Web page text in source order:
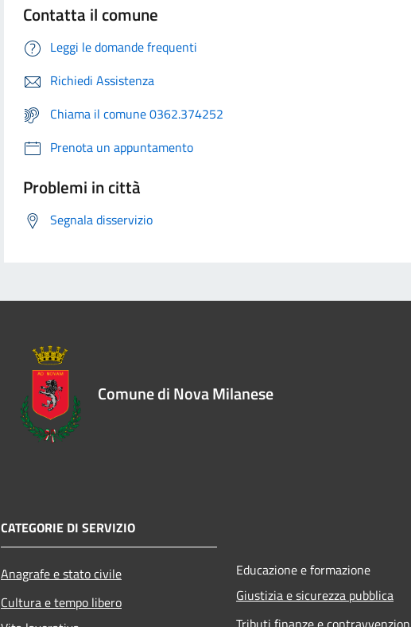
Contatta il comune
Leggi le domande frequenti
Richiedi Assistenza
Chiama il comune 0362.374252
Prenota un appuntamento
Problemi in città
Segnala disservizio
Comune di Nova Milanese
CATEGORIE DI SERVIZIO
Anagrafe e stato civile
Cultura e tempo libero
Educazione e formazione
Giustizia e sicurezza pubblica